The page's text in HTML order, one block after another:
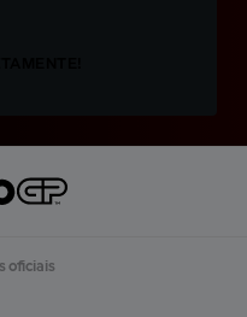
oficiais